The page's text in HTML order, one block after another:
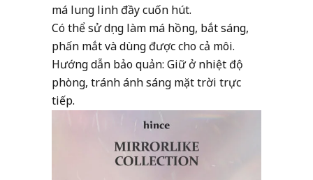
má lung linh đầy cuốn hút.
Có thể sử dụng làm má hồng, bắt sáng,
phấn mắt và dùng được cho cả môi.
Hướng dẫn bảo quản: Giữ ở nhiệt độ
phòng, tránh ánh sáng mặt trời trực
tiếp.